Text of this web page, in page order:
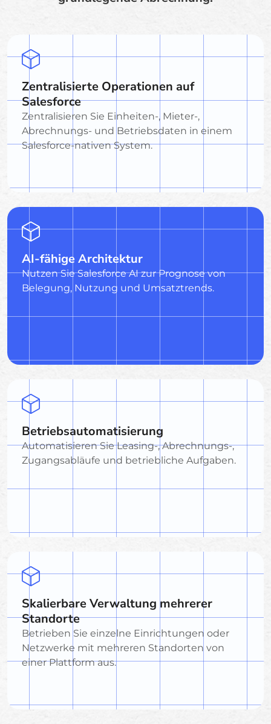
Zentralisierte Operationen auf
Salesforce
Zentralisieren Sie Einheiten-, Mieter-,
Abrechnungs- und Betriebsdaten in einem
Salesforce-nativen System.
AI-fähige Architektur
Nutzen Sie Salesforce AI zur Prognose von
Belegung, Nutzung und Umsatztrends.
Betriebsautomatisierung
Automatisieren Sie Leasing-, Abrechnungs-,
Zugangsabläufe und betriebliche Aufgaben.
Skalierbare Verwaltung mehrerer
Standorte
Betrieben Sie einzelne Einrichtungen oder
Netzwerke mit mehreren Standorten von
einer Plattform aus.